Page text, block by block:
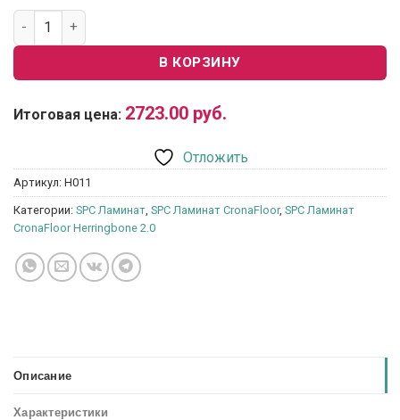
Количество товара SPC ламинат CronaFloor Herringbone
В КОРЗИНУ
Итоговая цена: 2723.00 руб.
Отложить
Артикул: H011
Категории: SPC Ламинат SPC Ламинат CronaFloor, SPC Ламинат
CronaFloor Herringbone 2.0
Описание
Характеристики